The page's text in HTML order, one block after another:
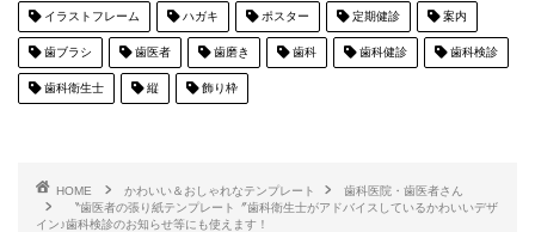
イラストフレーム ハガキ ポスター 定期健診 案内
歯ブラシ 歯医者 歯磨き 歯科 歯科健診 歯科検診
歯科衛生士 縦 飾り枠
HOME かわいい＆おしゃれなテンプレート
歯科医院・歯医者さん
〝歯医者の張り紙テンプレート〞歯科衛生士がアドバイスしているかわいいデザ
イン♪歯科検診のお知らせ等にも使えます！